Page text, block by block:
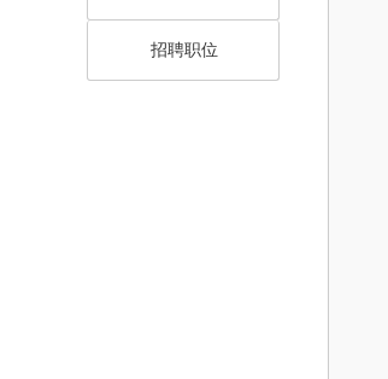
招聘职位